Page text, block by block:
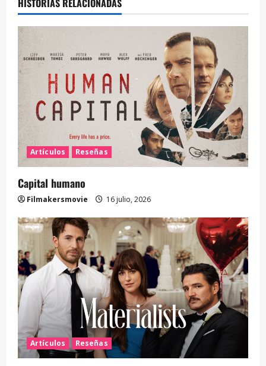
HISTORIAS RELACIONADAS
Artículos Reseñas
Capital humano
Filmakersmovie 16 julio, 2026
Artículos Reseñas